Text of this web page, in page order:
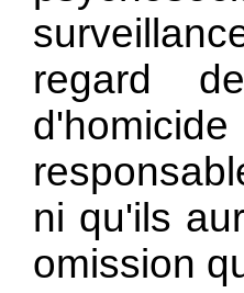
regard
ni qu'ils
omission